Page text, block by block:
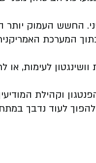
החשש העמוק יותר
המערכת
לעימות, או
וקהילת
לעוד נדבך